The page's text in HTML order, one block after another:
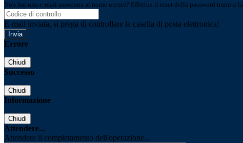
Non hai una e-mail associata al nome utente? Effettua il reset della password tramite la
E-mail inviata, si prega di controllare la casella di posta elettronica!
Errore
Chiudi
Successo
Chiudi
Informazione
Chiudi
Attendere...
Attendere il completamento dell'operazione...